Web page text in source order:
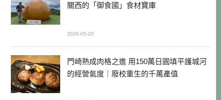
關西的「御食國」食材寶庫
2026-05-20
門崎熟成肉格之進 用150萬日圓填平護城河
的經營氣度｜廢校重生的千萬產值